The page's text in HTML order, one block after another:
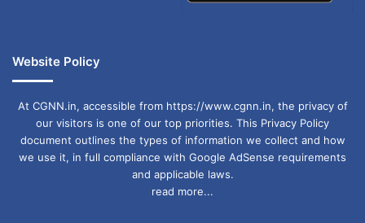
पर क्लिक करें।
अब नए पेज पर ‘REGISTRATION’ वाले बटन पर क्लिक
करें।
इसके बाद DOWLOAD School Certificate पर
Website Policy
At CGNN.in, accessible from https://www.cgnn.in, the privacy of
our visitors is one of our top priorities. This Privacy Policy
document outlines the types of information we collect and how
we use it, in full compliance with Google AdSense requirements
and applicable laws.
read more...